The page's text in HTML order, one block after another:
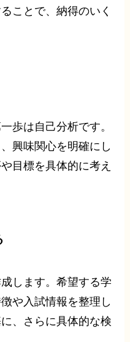
ことで、納得のいく
歩は自己分析です。
興味関心を明確にし
目標を具体的に考え
します。希望する学
や入試情報を整理し
、さらに具体的な検